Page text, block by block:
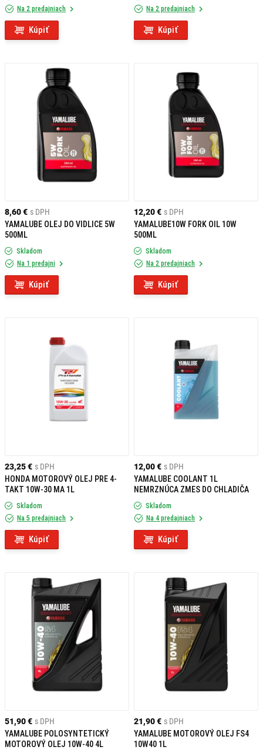
Na 2 predajniach
Kúpiť
Na 2 predajniach
Kúpiť
8,60 € s DPH
YAMALUBE OLEJ DO VIDLICE 5W
500ML
Skladom
Na 1 predajni
Kúpiť
12,20 € s DPH
YAMALUBE10W FORK OIL 10W
500ML
Skladom
Na 2 predajniach
Kúpiť
23,25 € s DPH
HONDA MOTOROVÝ OLEJ PRE 4-
TAKT 10W-30 MA 1L
Skladom
Na 5 predajniach
Kúpiť
12,00 € s DPH
YAMALUBE COOLANT 1L
NEMRZNÚCA ZMES DO CHLADIČA
Skladom
Na 4 predajniach
Kúpiť
51,90 € s DPH
YAMALUBE POLOSYNTETICKÝ
MOTOROVÝ OLEJ 10W-40 4L
21,90 € s DPH
YAMALUBE MOTOROVÝ OLEJ FS4
10W40 1L